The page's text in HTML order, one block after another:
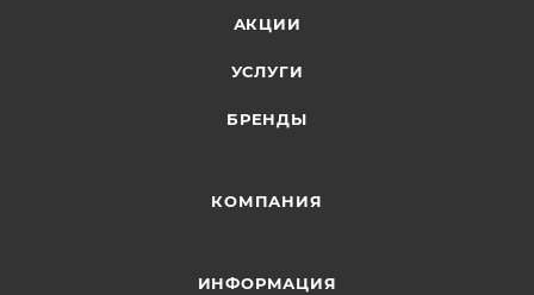
АКЦИИ
УСЛУГИ
БРЕНДЫ
КОМПАНИЯ
ИНФОРМАЦИЯ